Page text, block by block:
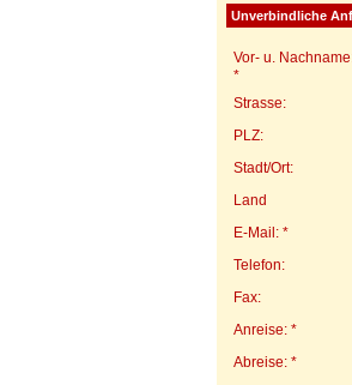
Unverbindliche
Vor- u.
*
Strasse:
PLZ:
Stadt/Ort:
Land
E-Mail: *
Telefon:
Fax:
Anreise: *
Abreise: *